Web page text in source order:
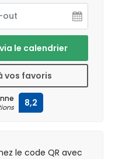
le calendrier
vos favoris
8,2
le code QR avec